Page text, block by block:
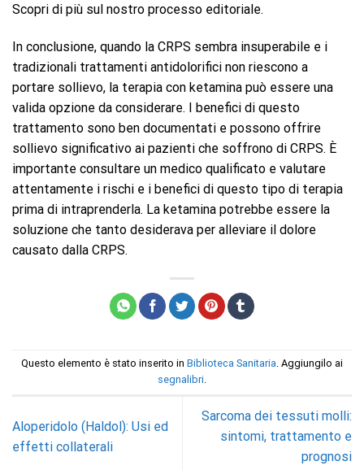
Scopri di più sul nostro processo editoriale.
In conclusione, quando la CRPS sembra insuperabile e i
tradizionali trattamenti antidolorifici non riescono a
portare sollievo, la terapia con ketamina può essere una
valida opzione da considerare. I benefici di questo
trattamento sono ben documentati e possono offrire
sollievo significativo ai pazienti che soffrono di CRPS. È
importante consultare un medico qualificato e valutare
attentamente i rischi e i benefici di questo tipo di terapia
prima di intraprenderla. La ketamina potrebbe essere la
soluzione che tanto desiderava per alleviare il dolore
causato dalla CRPS.
Questo elemento è stato inserito in Biblioteca Sanitaria. Aggiungilo ai
segnalibri.
Aloperidolo (Haldol): Usi ed
effetti collaterali
Sarcoma dei tessuti molli:
sintomi, trattamento e
prognosi